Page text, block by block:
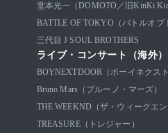
堂本光一（DOMOTO／旧KinKi
BATTLE OF TOKYO（バトルオブ
三代目 J SOUL BROTHERS
ライブ・コンサート（海外）
BOYNEXTDOOR（ボーイネクスト
Bruno Mars（ブルーノ・マーズ）
THE WEEKND（ザ・ウィークエン
TREASURE（トレジャー）